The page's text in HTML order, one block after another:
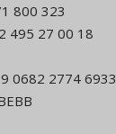
800 323
495 27 00 18
0682 2774 6933